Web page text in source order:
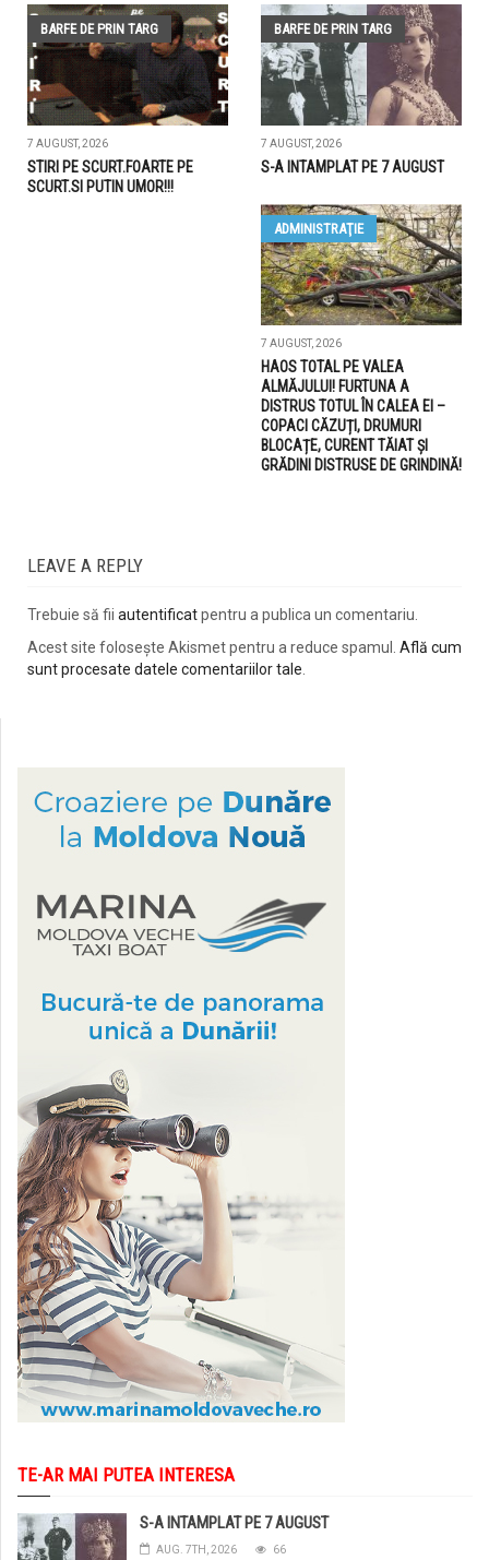
BARFE DE PRIN TARG
7 AUGUST, 2026
STIRI PE SCURT.FOARTE PE
SCURT.SI PUTIN UMOR!!!
BARFE DE PRIN TARG
7 AUGUST, 2026
S-A INTAMPLAT PE 7 AUGUST
ADMINISTRAŢIE
7 AUGUST, 2026
HAOS TOTAL PE VALEA
ALMĂJULUI! FURTUNA A
DISTRUS TOTUL ÎN CALEA EI –
COPACI CĂZUȚI, DRUMURI
BLOCAȚE, CURENT TĂIAT ȘI
GRĂDINI DISTRUSE DE GRINDINĂ!
LEAVE A REPLY
Trebuie să fii autentificatpentru a publica un comentariu.
Acest site folosește Akismet pentru a reduce spamul. Află cum
sunt procesate datele comentariilor tale
TE-AR MAI PUTEA INTERESA
S-A INTAMPLAT PE 7 AUGUST
AUG. 7TH, 2026 66